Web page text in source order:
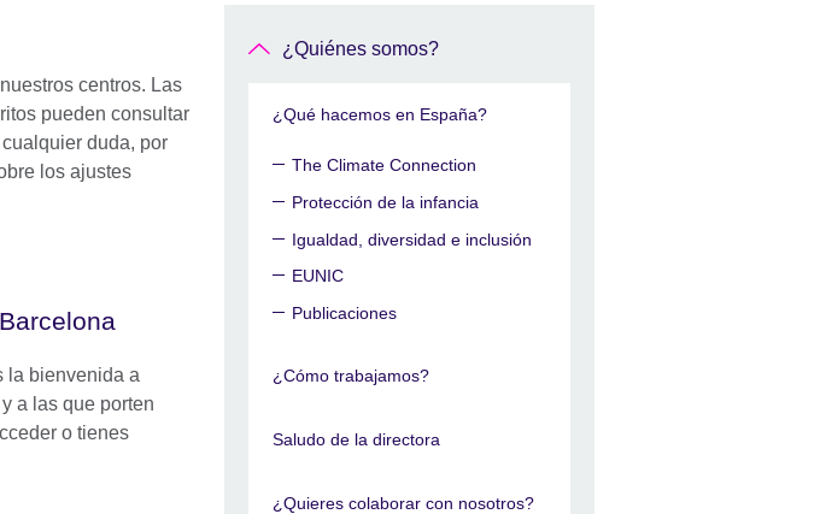
centros. Las
pueden consultar
duda, por
los ajustes
la bienvenida a
a las que porten
o tienes
¿Quiénes somos?
¿Qué hacemos en España?
The Climate Connection
Protección de la infancia
Igualdad, diversidad e inclusión
EUNIC
Publicaciones
¿Cómo trabajamos?
Saludo de la directora
¿Quieres colaborar con nosotros?